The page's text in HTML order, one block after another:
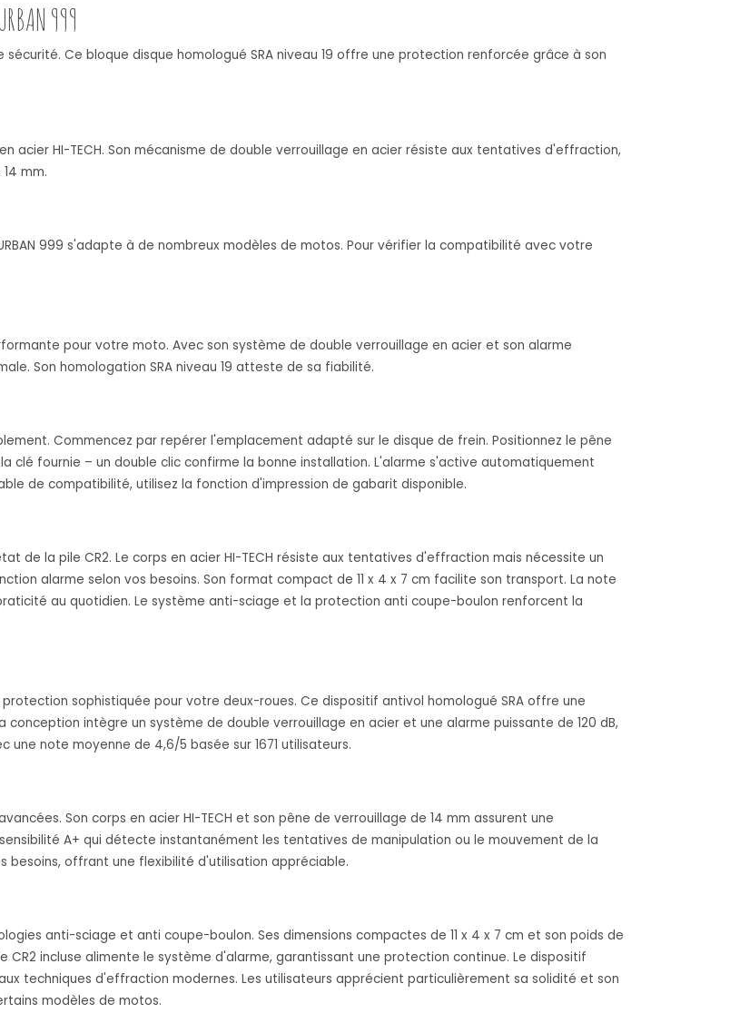
999
Ce bloque disque homologué SRA niveau 19 offre une protection renforcée grâce à son
acier HI-TECH. Son mécanisme de double verrouillage en acier résiste aux tentatives d'effraction,
mm.
999 s'adapte à de nombreux modèles de motos. Pour vérifier la compatibilité avec votre
pour votre moto. Avec son système de double verrouillage en acier et son alarme
Son homologation SRA niveau 19 atteste de sa fiabilité.
Commencez par repérer l'emplacement adapté sur le disque de frein. Positionnez le pêne
clé fournie – un double clic confirme la bonne installation. L'alarme s'active automatiquement
de compatibilité, utilisez la fonction d'impression de gabarit disponible.
de la pile CR2. Le corps en acier HI-TECH résiste aux tentatives d'effraction mais nécessite un
alarme selon vos besoins. Son format compact de 11 x 4 x 7 cm facilite son transport. La note
au quotidien. Le système anti-sciage et la protection anti coupe-boulon renforcent la
sophistiquée pour votre deux-roues. Ce dispositif antivol homologué SRA offre une
intègre un système de double verrouillage en acier et une alarme puissante de 120 dB,
note moyenne de 4,6/5 basée sur 1671 utilisateurs.
Son corps en acier HI-TECH et son pêne de verrouillage de 14 mm assurent une
A+ qui détecte instantanément les tentatives de manipulation ou le mouvement de la
besoins, offrant une flexibilité d'utilisation appréciable.
anti-sciage et anti coupe-boulon. Ses dimensions compactes de 11 x 4 x 7 cm et son poids de
incluse alimente le système d'alarme, garantissant une protection continue. Le dispositif
techniques d'effraction modernes. Les utilisateurs apprécient particulièrement sa solidité et son
modèles de motos.